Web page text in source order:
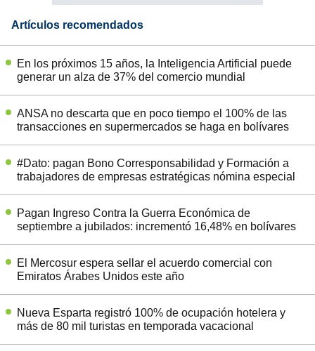
Artículos recomendados
En los próximos 15 años, la Inteligencia Artificial puede
generar un alza de 37% del comercio mundial
ANSA no descarta que en poco tiempo el 100% de las
transacciones en supermercados se haga en bolívares
#Dato: pagan Bono Corresponsabilidad y Formación a
trabajadores de empresas estratégicas nómina especial
Pagan Ingreso Contra la Guerra Económica de
septiembre a jubilados: incrementó 16,48% en bolívares
El Mercosur espera sellar el acuerdo comercial con
Emiratos Árabes Unidos este año
Nueva Esparta registró 100% de ocupación hotelera y
más de 80 mil turistas en temporada vacacional